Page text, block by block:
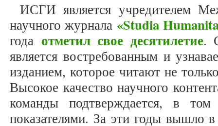
ИСГИ является учредителем
научного журнала «Studia
года отметил свое десятилетие.
является востребованным и
изданием, которое читают не
Высокое качество научного
команды подтверждается, в том
показателями. За эти годы вышло